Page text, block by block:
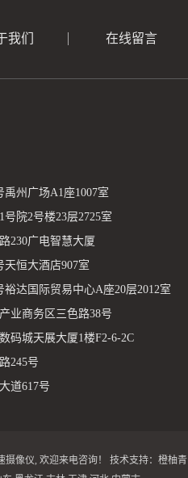
我们 在线留言
州广场A1座1007室
院2号楼23层2725室
230广电智慧大厦
天恒大酒店907室
达国际贸易中心A座20层2012室
业商务区三色路38号
码城天展大厦1楼F2-6-2C
245号
道617号
摄像仪 , 欢迎来电咨询！ 技术支持： 橙柚青